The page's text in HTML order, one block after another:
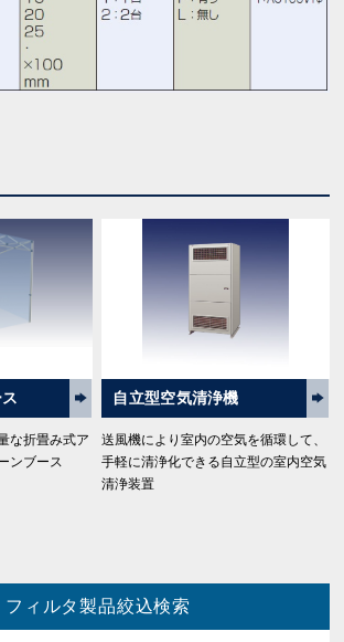
な折畳み式ア
ンブース
自立型空気清浄機
送風機により室内の空気を循環して、
手軽に清浄化できる自立型の室内空気
清浄装置
フィルタ製品絞込検索